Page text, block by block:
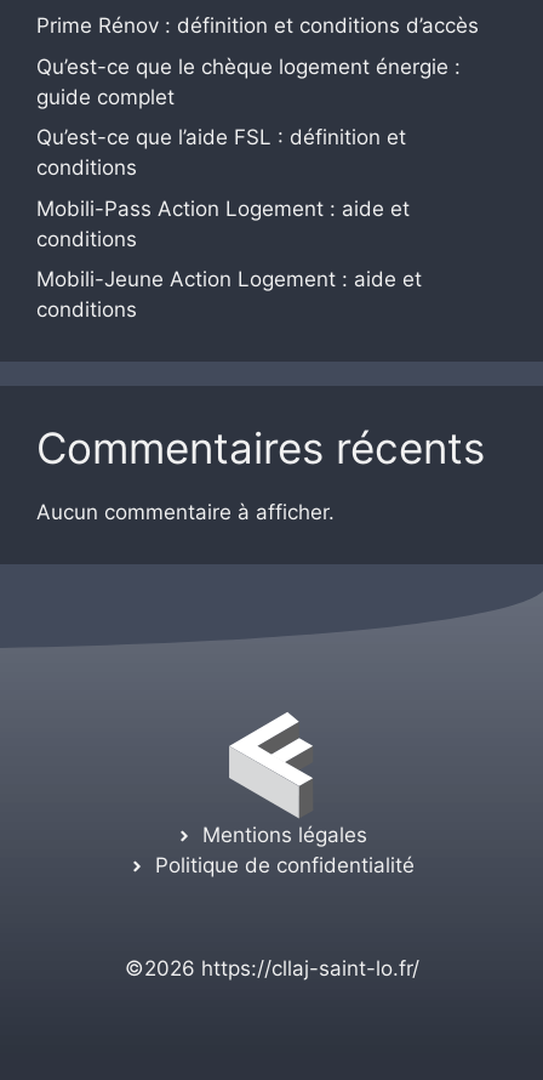
Prime Rénov : définition et conditions d’accès
Qu’est-ce que le chèque logement énergie :
guide complet
Qu’est-ce que l’aide FSL : définition et
conditions
Mobili-Pass Action Logement : aide et
conditions
Mobili-Jeune Action Logement : aide et
conditions
Commentaires récents
Aucun commentaire à afficher.
Mentions légales
Politique de confidentialité
©2026 https://cllaj-saint-lo.fr/